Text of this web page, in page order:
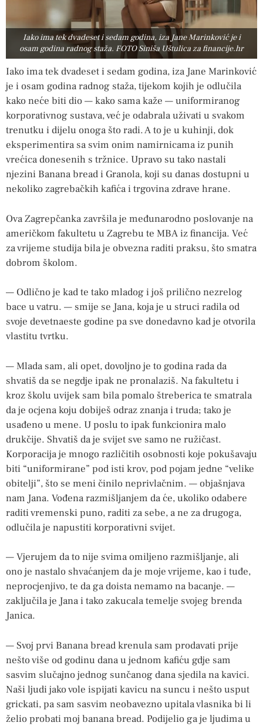
Iako ima tek dvadeset i sedam godina, iza Jane Marinković je i
osam godina radnog staža. FOTO Siniša Uštulica za financije.hr
Iako ima tek dvadeset i sedam godina, iza Jane Marinković
je i osam godina radnog staža, tijekom kojih je odlučila
kako neće biti dio — kako sama kaže — uniformiranog
korporativnog sustava, već je odabrala uživati u svakom
trenutku i dijelu onoga što radi. A to je u kuhinji, dok
eksperimentira sa svim onim namirnicama iz punih
vrećica donesenih s tržnice. Upravo su tako nastali
njezini Banana bread i Granola, koji su danas dostupni u
nekoliko zagrebačkih kafića i trgovina zdrave hrane.
Ova Zagrepčanka završila je međunarodno poslovanje na
američkom fakultetu u Zagrebu te MBA iz financija. Već
za vrijeme studija bila je obvezna raditi praksu, što smatra
dobrom školom.
— Odlično je kad te tako mladog i još prilično nezrelog
bace u vatru. — smije se Jana, koja je u struci radila od
svoje devetnaeste godine pa sve donedavno kad je otvorila
vlastitu tvrtku.
— Mlada sam, ali opet, dovoljno je to godina rada da
shvatiš da se negdje ipak ne pronalaziš. Na fakultetu i
kroz školu uvijek sam bila pomalo štreberica te smatrala
da je ocjena koju dobiješ odraz znanja i truda; tako je
usađeno u mene. U poslu to ipak funkcionira malo
drukčije. Shvatiš da je svijet sve samo ne ružičast.
Korporacija je mnogo različitih osobnosti koje pokušavaju
biti “uniformirane” pod isti krov, pod pojam jedne “velike
obitelji”, što se meni činilo neprivlačnim. — objašnjava
nam Jana. Vođena razmišljanjem da će, ukoliko odabere
raditi vremenski puno, raditi za sebe, a ne za drugoga,
odlučila je napustiti korporativni svijet.
— Vjerujem da to nije svima omiljeno razmišljanje, ali
ono je nastalo shvaćanjem da je moje vrijeme, kao i tuđe,
neprocjenjivo, te da ga doista nemamo na bacanje. —
zaključila je Jana i tako zakucala temelje svojeg brenda
Janica.
— Svoj prvi Banana bread krenula sam prodavati prije
nešto više od godinu dana u jednom kafiću gdje sam
sasvim slučajno jednog sunčanog dana sjedila na kavici.
Naši ljudi jako vole ispijati kavicu na suncu i nešto usput
grickati, pa sam sasvim neobavezno upitala vlasnika bi li
želio probati moj banana bread. Podijelio ga je ljudima u